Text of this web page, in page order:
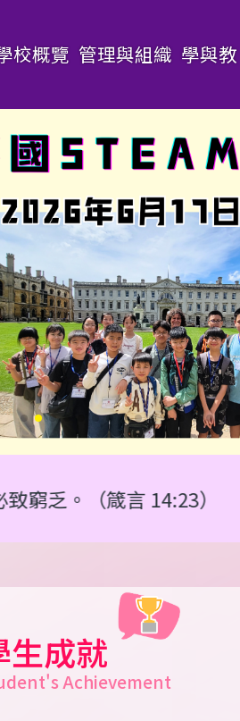
Main
校概覽 管理與組織 學與教
言 14:23）
生成就
Achievement